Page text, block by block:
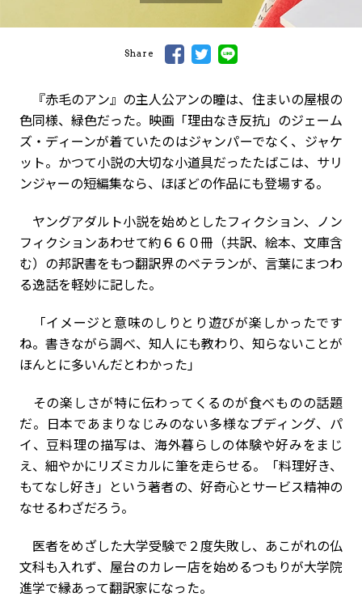
Share
『赤毛のアン』の主人公アンの瞳は、住まいの屋根の
色同様、緑色だった。映画「理由なき反抗」のジェーム
ズ・ディーンが着ていたのはジャンパーでなく、ジャケ
ット。かつて小説の大切な小道具だったたばこは、サリ
ンジャーの短編集なら、ほぼどの作品にも登場する――。
ヤングアダルト小説を始めとしたフィクション、ノン
フィクションあわせて約６６０冊（共訳、絵本、文庫含
む）の邦訳書をもつ翻訳界のベテランが、言葉にまつわ
る逸話を軽妙に記した。
「イメージと意味のしりとり遊びが楽しかったです
ね。書きながら調べ、知人にも教わり、知らないことが
ほんとに多いんだとわかった」
その楽しさが特に伝わってくるのが食べものの話題
だ。日本であまりなじみのない多様なプディング、パ
イ、豆料理の描写は、海外暮らしの体験や好みをまじ
え、細やかにリズミカルに筆を走らせる。「料理好き、
もてなし好き」という著者の、好奇心とサービス精神の
なせるわざだろう。
医者をめざした大学受験で２度失敗し、あこがれの仏
文科も入れず、屋台のカレー店を始めるつもりが大学院
進学で縁あって翻訳家になった。